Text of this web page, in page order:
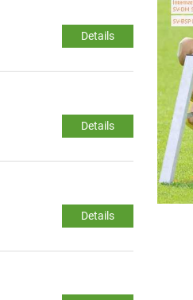
Details
Details
Details